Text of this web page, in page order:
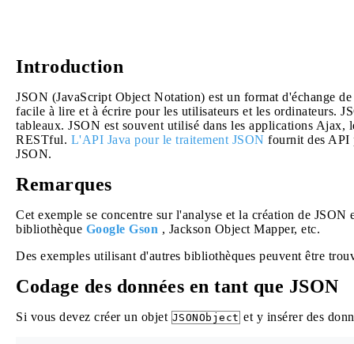
Introduction
JSON (JavaScript Object Notation) est un format d'échange
facile à lire et à écrire pour les utilisateurs et les ordinateurs.
tableaux. JSON est souvent utilisé dans les applications Ajax,
RESTful. L'API Java pour le traitement JSON fournit des API
JSON.
Remarques
Cet exemple se concentre sur l'analyse et la création de
bibliothèque Google Gson , Jackson Object Mapper, etc.
Des exemples utilisant d'autres bibliothèques peuvent être
Codage des données en tant que JSON
Si vous devez créer un objet JSONObject et y insérer des